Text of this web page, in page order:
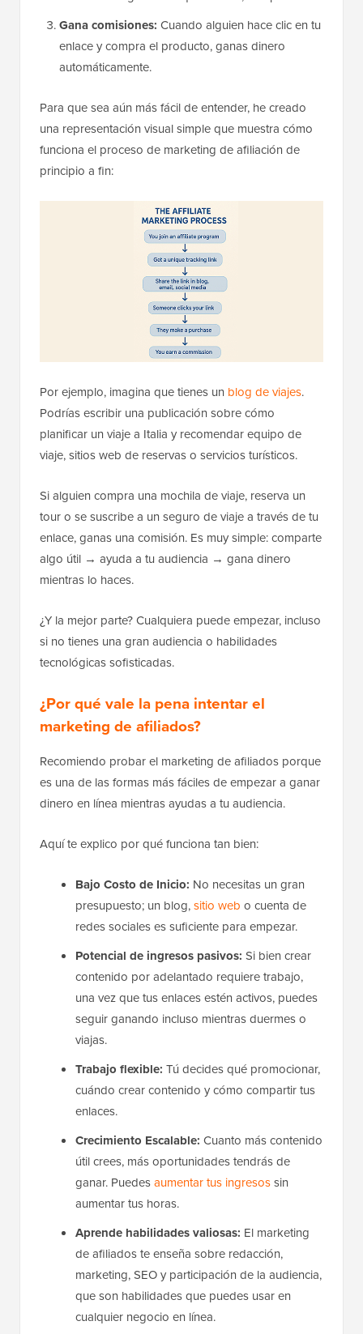
Gana comisiones: Cuando alguien hace clic en tu
enlace y compra el producto, ganas dinero
automáticamente.
Para que sea aún más fácil de entender, he creado
una representación visual simple que muestra cómo
funciona el proceso de marketing de afiliación de
principio a fin:
Por ejemplo, imagina que tienes un blog de viajes.
Podrías escribir una publicación sobre cómo
planificar un viaje a Italia y recomendar equipo de
viaje, sitios web de reservas o servicios turísticos.
Si alguien compra una mochila de viaje, reserva un
tour o se suscribe a un seguro de viaje a través de tu
enlace, ganas una comisión. Es muy simple: comparte
algo útil → ayuda a tu audiencia → gana dinero
mientras lo haces.
¿Y la mejor parte? Cualquiera puede empezar, incluso
si no tienes una gran audiencia o habilidades
tecnológicas sofisticadas.
¿Por qué vale la pena intentar el
marketing de afiliados?
Recomiendo probar el marketing de afiliados porque
es una de las formas más fáciles de empezar a ganar
dinero en línea mientras ayudas a tu audiencia.
Aquí te explico por qué funciona tan bien:
Bajo Costo de Inicio: No necesitas un gran
presupuesto; un blog,sitio web o cuenta de
redes sociales es suficiente para empezar.
Potencial de ingresos pasivos: Si bien crear
contenido por adelantado requiere trabajo,
una vez que tus enlaces estén activos, puedes
seguir ganando incluso mientras duermes o
viajas.
Trabajo flexible: Tú decides qué promocionar,
cuándo crear contenido y cómo compartir tus
enlaces.
Crecimiento Escalable: Cuanto más contenido
útil crees, más oportunidades tendrás de
ganar. Puedesaumentar tus ingresossin
aumentar tus horas.
Aprende habilidades valiosas: El marketing
de afiliados te enseña sobre redacción,
marketing, SEO y participación de la audiencia,
que son habilidades que puedes usar en
cualquier negocio en línea.